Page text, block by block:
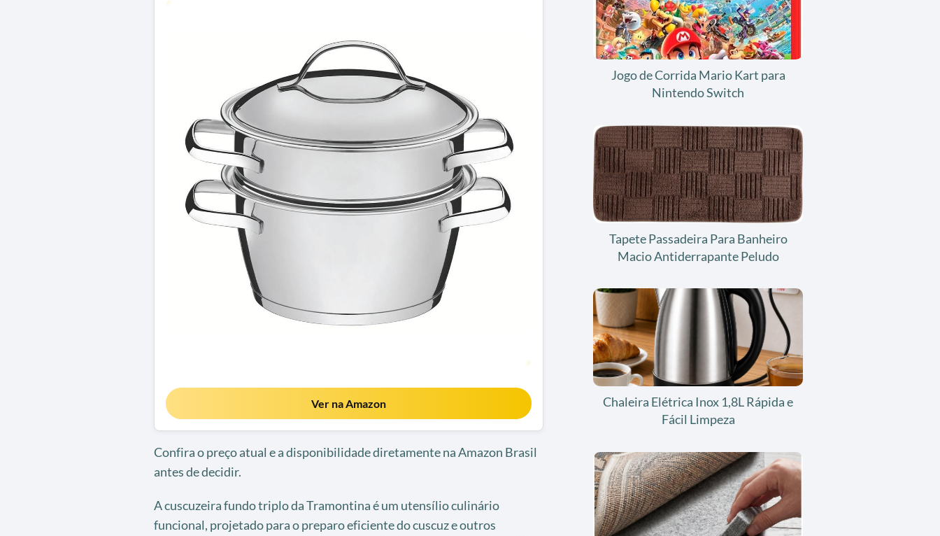
Ver na Amazon
Confira o preço atual e a disponibilidade diretamente na Amazon Brasil
antes de decidir.
A cuscuzeira fundo triplo da Tramontina é um utensílio culinário
funcional, projetado para o preparo eficiente do cuscuz e outros
Jogo de Corrida Mario Kart para
Nintendo Switch
Tapete Passadeira Para Banheiro
Macio Antiderrapante Peludo
Chaleira Elétrica Inox 1,8L Rápida e
Fácil Limpeza